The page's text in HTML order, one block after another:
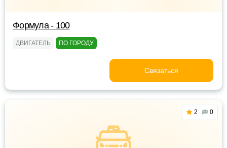
Формула - 100
ДВИГАТЕЛЬ ПО ГОРОДУ
Связаться
2 0